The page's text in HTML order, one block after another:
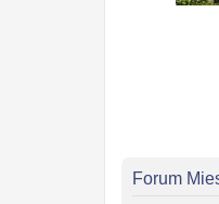
Forum